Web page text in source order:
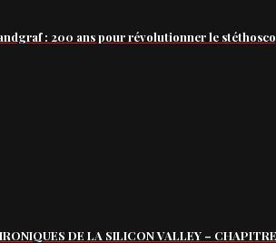
: 200 ans pour révolutionner le
DE LA SILICON VALLEY –